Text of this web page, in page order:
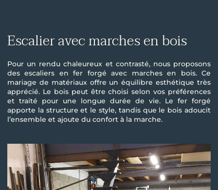
Escalier avec marches en bois
Pour un rendu chaleureux et contrasté, nous proposons
des escaliers en fer forgé avec marches en bois. Ce
mariage de matériaux offre un équilibre esthétique très
apprécié. Le bois peut être choisi selon vos préférences
et traité pour une longue durée de vie. Le fer forgé
apporte la structure et le style, tandis que le bois adoucit
l’ensemble et ajoute du confort à la marche.